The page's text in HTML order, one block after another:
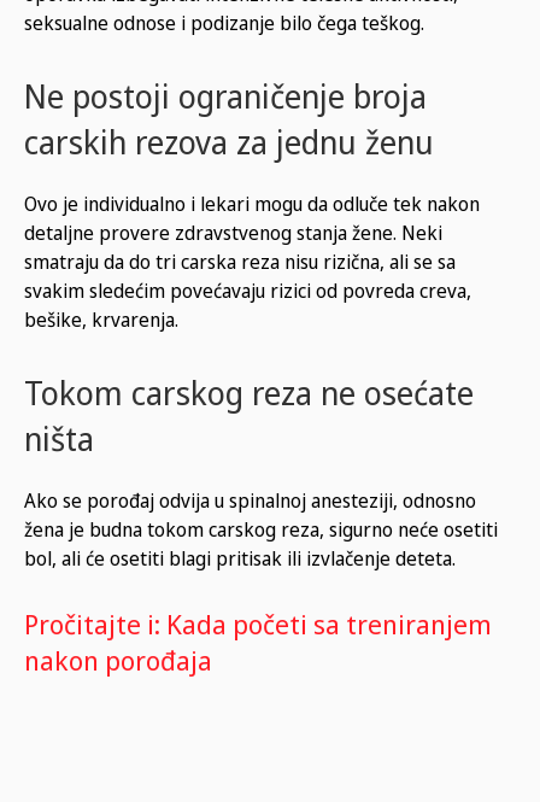
seksualne odnose i podizanje bilo čega teškog.
Ne postoji ograničenje broja
carskih rezova za jednu ženu
Ovo je individualno i lekari mogu da odluče tek nakon
detaljne provere zdravstvenog stanja žene. Neki
smatraju da do tri carska reza nisu rizična, ali se sa
svakim sledećim povećavaju rizici od povreda creva,
bešike, krvarenja.
Tokom carskog reza ne osećate
ništa
Ako se porođaj odvija u spinalnoj anesteziji, odnosno
žena je budna tokom carskog reza, sigurno neće osetiti
bol, ali će osetiti blagi pritisak ili izvlačenje deteta.
Pročitajte i: Kada početi sa treniranjem
nakon porođaja